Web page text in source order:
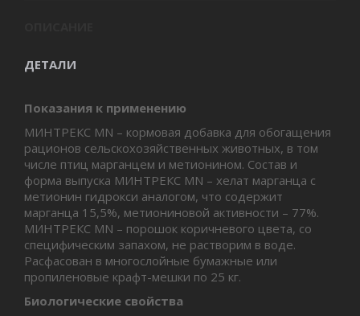
ДЕТАЛИ
Показания к применению
МИНТРЕКС MN – кормовая добавка для обогащения
рационов сельскохозяйственных животных, в том
числе птиц марганцем и метионином. Состав и
форма выпуска МИНТРЕКС MN – хелат марганца с
метионин гидрокcи аналогом, что содержит
марганца 15,5%, метиониновой активности – 77%.
МИНТРЕКС MN – порошок коричневого цвета, со
специфическим запахом, не растворим в воде.
Расфасован в многослойные бумажные или
пропиленовые крафт-мешки по 25 кг.
Биологические свойства